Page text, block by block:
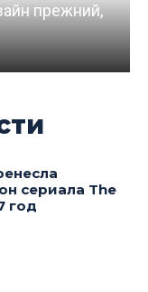
прежний,
сериала The
год